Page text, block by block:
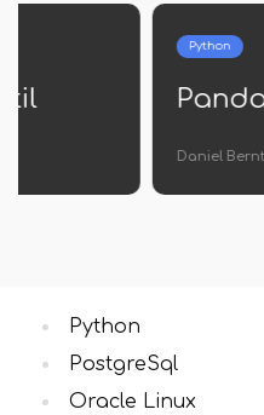
Pandas til latex
Python
PostgreSql
Oracle Linux